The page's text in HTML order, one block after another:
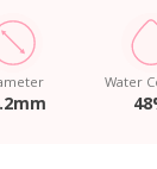
Water